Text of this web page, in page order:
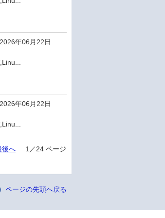
年06月22日
年06月22日
後へ 1／24 ページ
ページの先頭へ戻る